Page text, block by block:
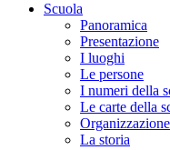
Scuola
Panoramica
Presentazione
I luoghi
Le persone
I numeri della
Le carte della
Organizzazione
La storia